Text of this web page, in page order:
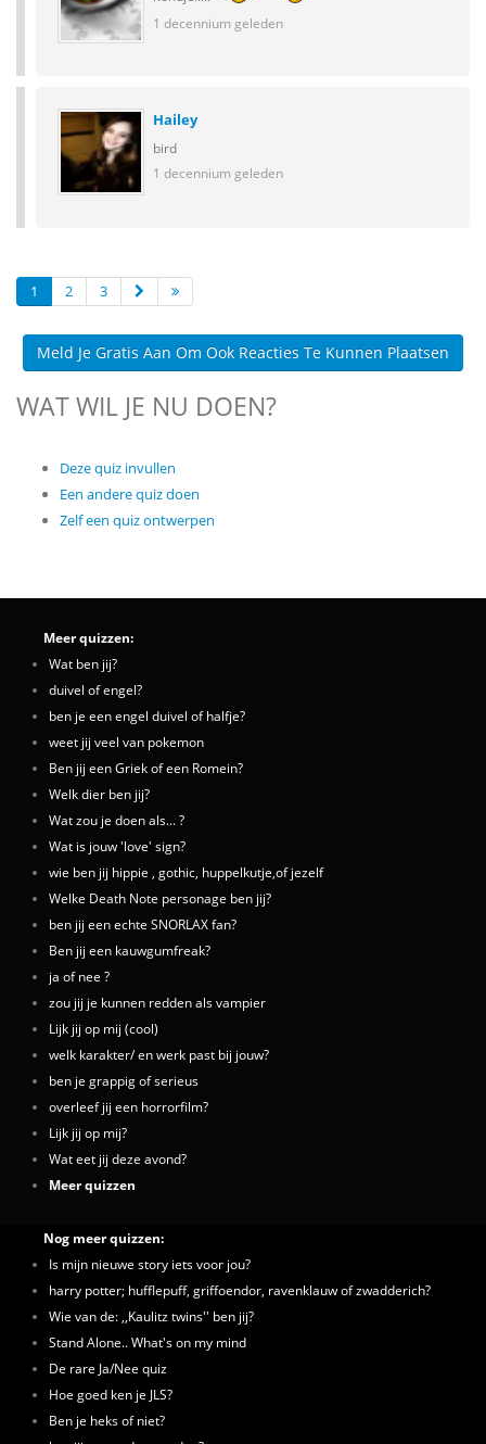
1 decennium geleden
Hailey
bird
1 decennium geleden
1 2 3
Meld Je Gratis Aan Om Ook Reacties Te Kunnen Plaatsen
WAT WIL JE NU DOEN?
Deze quiz invullen
Een andere quiz doen
Zelf een quiz ontwerpen
Meer quizzen:
Wat ben jij?
duivel of engel?
ben je een engel duivel of halfje?
weet jij veel van pokemon
Ben jij een Griek of een Romein?
Welk dier ben jij?
Wat zou je doen als... ?
Wat is jouw 'love' sign?
wie ben jij hippie , gothic, huppelkutje,of jezelf
Welke Death Note personage ben jij?
ben jij een echte SNORLAX fan?
Ben jij een kauwgumfreak?
ja of nee ?
zou jij je kunnen redden als vampier
Lijk jij op mij (cool)
welk karakter/ en werk past bij jouw?
ben je grappig of serieus
overleef jij een horrorfilm?
Lijk jij op mij?
Wat eet jij deze avond?
Meer quizzen
Nog meer quizzen:
Is mijn nieuwe story iets voor jou?
harry potter; hufflepuff, griffoendor, ravenklauw of zwadderich?
Wie van de: ,,Kaulitz twins'' ben jij?
Stand Alone.. What's on my mind
De rare Ja/Nee quiz
Hoe goed ken je JLS?
Ben je heks of niet?